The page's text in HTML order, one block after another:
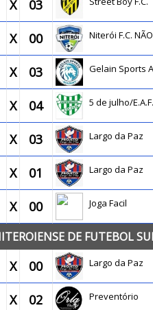
X 03
X 00 Niterói F.C. NÃO
X 03 Gelain Sports
X 04 5 de julho/
X 03 Largo da Paz
X 01 Largo da Paz
X 00 Joga Facil
DE FUTEBOL
X 00 Largo da Paz
X 02 Preventório